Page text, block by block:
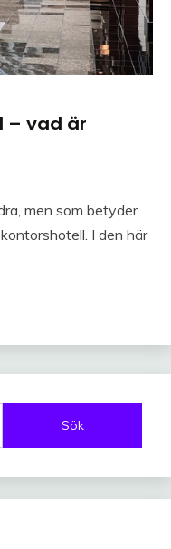
– vad är
men som betyder
I den här